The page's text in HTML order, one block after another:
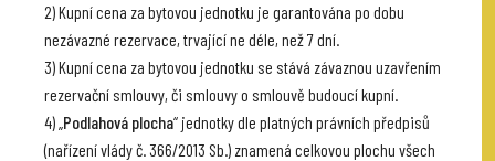
2) Kupní cena za bytovou jednotku je garantována po dobu
nezávazné rezervace, trvající ne déle, než 7 dní.
3) Kupní cena za bytovou jednotku se stává závaznou uzavřením
rezervační smlouvy, či smlouvy o smlouvě budoucí kupní.
4) „Podlahová plocha“ jednotky dle platných právních předpisů
(nařízení vlády č. 366/2013 Sb.) znamená celkovou plochu všech